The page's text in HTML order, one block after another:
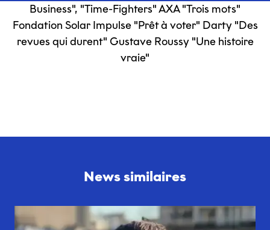
Business", "Time-Fighters" AXA "Trois mots"
Fondation Solar Impulse "Prêt à voter" Darty "Des
revues qui durent" Gustave Roussy "Une histoire
vraie"
News similaires